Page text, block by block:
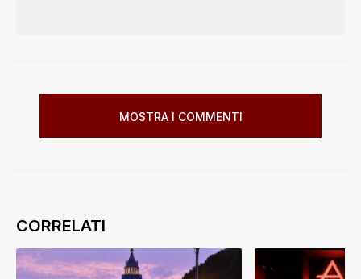
MOSTRA I COMMENTI